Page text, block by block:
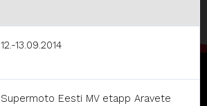
12.-13.09.2014
Supermoto Eesti MV etapp Aravete